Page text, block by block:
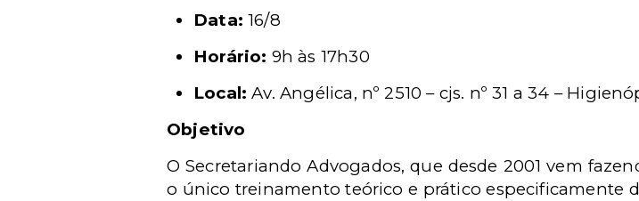
Data: 16/8
Horário: 9h às 17h30
Local: Av. Angélica, nº 2510 – cjs. nº 31 a 34 –
Objetivo
O Secretariando Advogados, que desde 2001 vem
o único treinamento teórico e prático especificamente